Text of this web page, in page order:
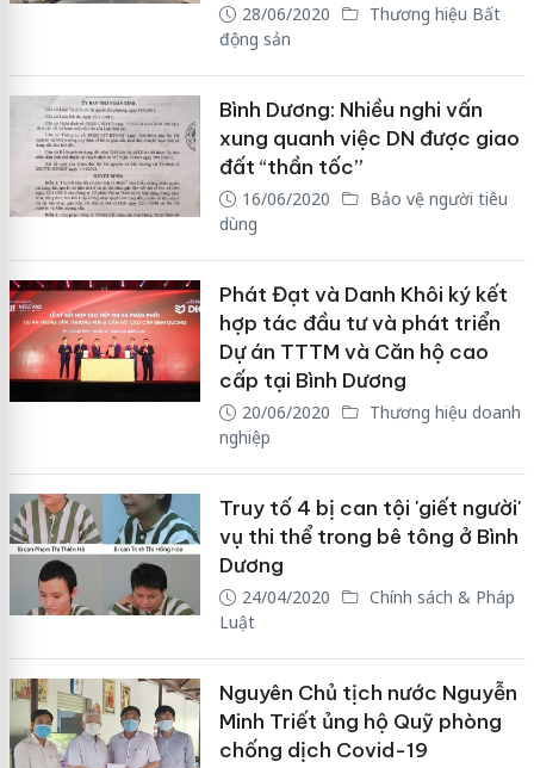
28/06/2020
Thương hiệu Bất
động sản
Bình Dương: Nhiều nghi vấn
xung quanh việc DN được giao
đất “thần tốc”
16/06/2020
Bảo vệ người tiêu
dùng
Phát Đạt và Danh Khôi ký kết
hợp tác đầu tư và phát triển
Dự án TTTM và Căn hộ cao
cấp tại Bình Dương
20/06/2020
Thương hiệu doanh
nghiệp
Truy tố 4 bị can tội 'giết người'
vụ thi thể trong bê tông ở Bình
Dương
24/04/2020
Chính sách & Pháp
Luật
Nguyên Chủ tịch nước Nguyễn
Minh Triết ủng hộ Quỹ phòng
chống dịch Covid-19